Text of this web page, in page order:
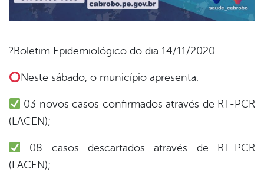
?Boletim Epidemiológico do dia 14/11/2020.
Neste sábado, o município apresenta:
03 novos casos confirmados através de RT-PCR
(LACEN);
08 casos descartados através de RT-PCR
(LACEN);